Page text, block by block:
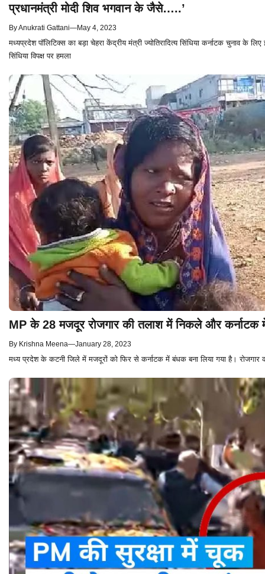
प्रधानमंत्री मोदी शिव भगवान के जैसे…..’
ByAnukrati Gattani—May 4, 2023
मध्यप्रदेश पॉलिटिक्स का बड़ा चेहरा केंद्रीय मंत्री ज्योतिरादित्य सिंधिया कर्नाटक चुनाव के
सिंधिया विपक्ष पर हमला
MP के 28 मजदूर रोजगार की तलाश में निकले और कर्नाटक
By Krishna Meena—January 28, 2023
मध्य प्रदेश के कटनी जिले में मजदूरों को फिर से कर्नाटक में बंधक बना लिया गया है।